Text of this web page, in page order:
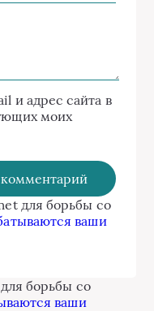
и адрес сайта в
моих
для борьбы со
ваши
борьбы со
ваши